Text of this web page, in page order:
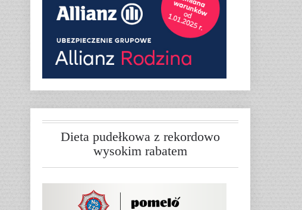
Dieta pudełkowa z rekordowo
wysokim rabatem